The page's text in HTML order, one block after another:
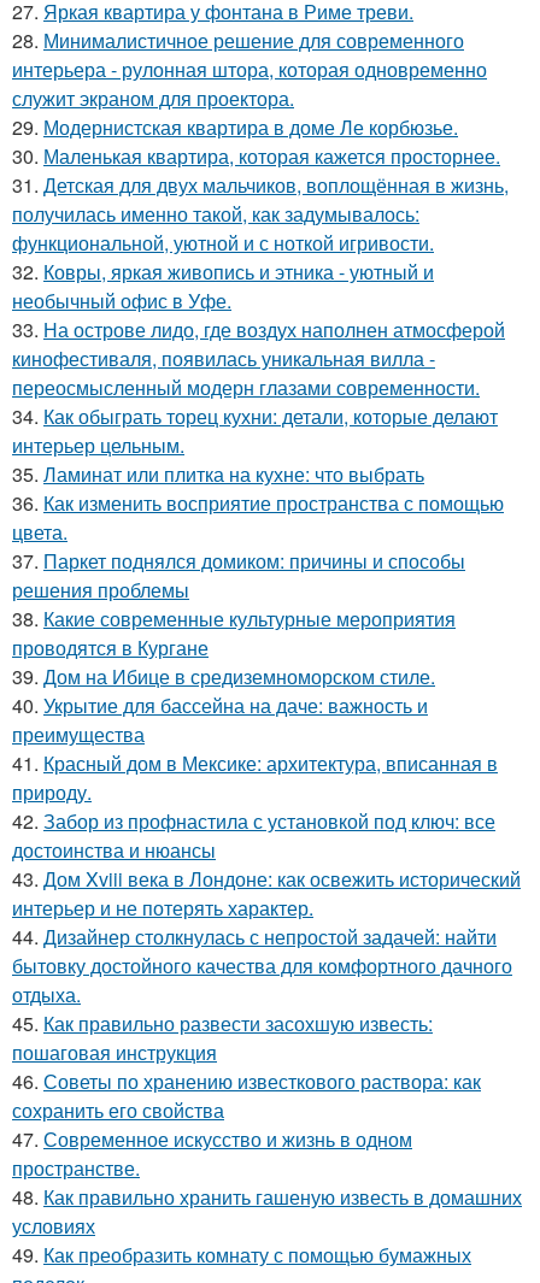
27. Яркая квартира у фонтана в Риме треви.
28. Минималистичное решение для современного
интерьера - рулонная штора, которая одновременно
служит экраном для проектора.
29. Модернистская квартира в доме Ле корбюзье.
30. Маленькая квартира, которая кажется просторнее.
31. Детская для двух мальчиков, воплощённая в жизнь,
получилась именно такой, как задумывалось:
функциональной, уютной и с ноткой игривости.
32. Ковры, яркая живопись и этника - уютный и
необычный офис в Уфе.
33. На острове лидо, где воздух наполнен атмосферой
кинофестиваля, появилась уникальная вилла -
переосмысленный модерн глазами современности.
34. Как обыграть торец кухни: детали, которые делают
интерьер цельным.
35. Ламинат или плитка на кухне: что выбрать
36. Как изменить восприятие пространства с помощью
цвета.
37. Паркет поднялся домиком: причины и способы
решения проблемы
38. Какие современные культурные мероприятия
проводятся в Кургане
39. Дом на Ибице в средиземноморском стиле.
40. Укрытие для бассейна на даче: важность и
преимущества
41. Красный дом в Мексике: архитектура, вписанная в
природу.
42. Забор из профнастила с установкой под ключ: все
достоинства и нюансы
43. Дом Xviii века в Лондоне: как освежить исторический
интерьер и не потерять характер.
44. Дизайнер столкнулась с непростой задачей: найти
бытовку достойного качества для комфортного дачного
отдыха.
45. Как правильно развести засохшую известь:
пошаговая инструкция
46. Советы по хранению известкового раствора: как
сохранить его свойства
47. Современное искусство и жизнь в одном
пространстве.
48. Как правильно хранить гашеную известь в домашних
условиях
49. Как преобразить комнату с помощью бумажных